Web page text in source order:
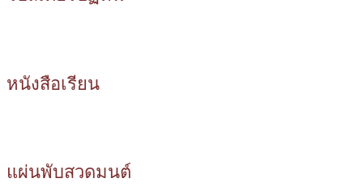
หนังสือเรียน
แผ่นพับสวดมนต์